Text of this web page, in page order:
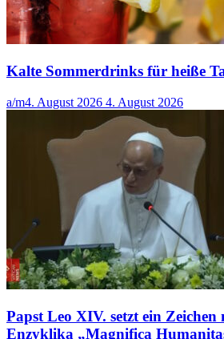
Kalte Sommerdrinks für heiße
a/m4. August 2026 4. August 2026
Papst Leo XIV. setzt ein Zeichen
Enzyklika „Magnifica